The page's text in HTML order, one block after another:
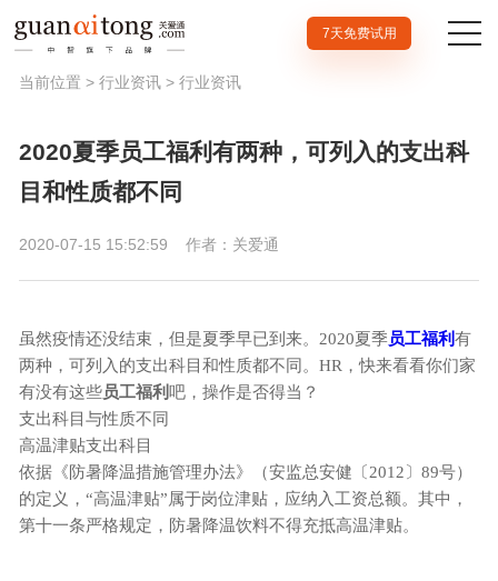
7天免费试用
当前位置 > 行业资讯 > 行业资讯
2020夏季员工福利有两种，可列入的支出科
目和性质都不同
2020-07-15 15:52:59 作者：关爱通
虽然疫情还没结束，但是夏季早已到来。2020夏季员工福利有
两种，可列入的支出科目和性质都不同。HR，快来看看你们家
有没有这些员工福利 吧，操作是否得当？
支出科目与性质不同
高温津贴支出科目
依据《防暑降温措施管理办法》（安监总安健〔2012〕89号）
的定义，“高温津贴”属于岗位津贴，应纳入工资总额。其中，
第十一条严格规定，防暑降温饮料不得充抵高温津贴。